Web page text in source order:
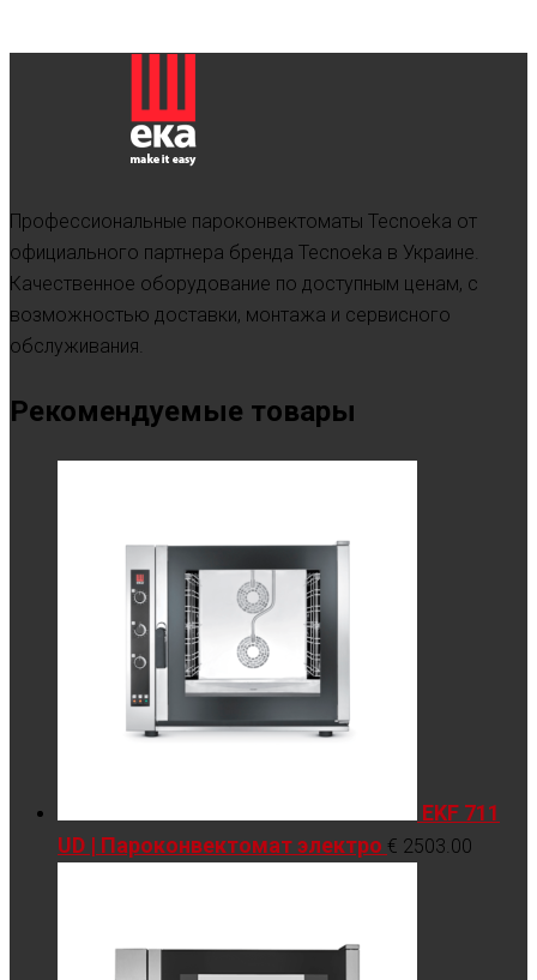
Профессиональные пароконвектоматы Tecnoeka от
официального партнера бренда Tecnoeka в Украине.
Качественное оборудование по доступным ценам, с
возможностью доставки, монтажа и сервисного
обслуживания.
Рекомендуемые товары
EKF 711
UD | Пароконвектомат электро € 2503.00